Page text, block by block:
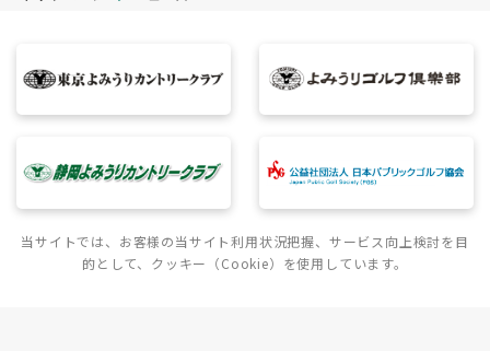
当サイトでは、お客様の当サイト利用状況把握、サービス向上検討を目
的として、クッキー（Cookie）を使用しています。